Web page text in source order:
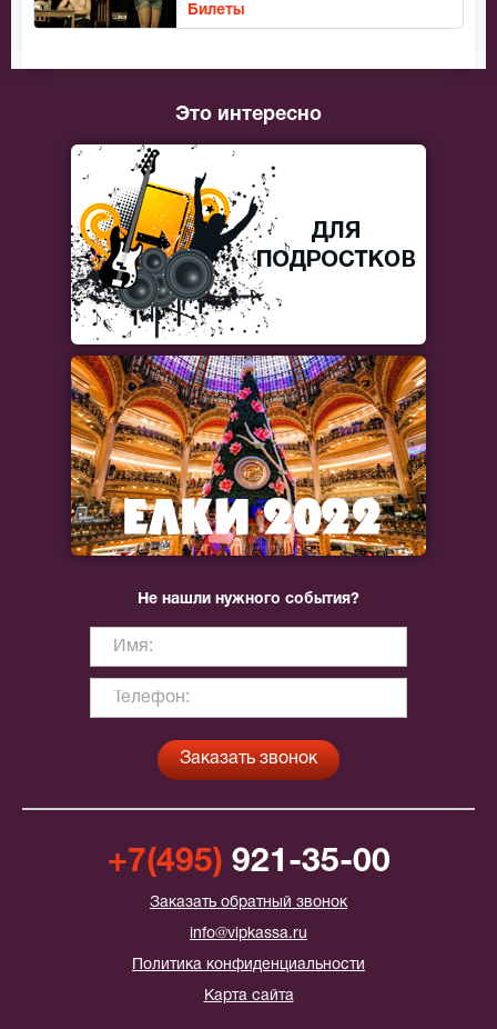
Билеты
Это интересно
Не нашли нужного события?
+7(495) 921-35-00
Заказать обратный звонок
info@vipkassa.ru
Политика конфиденциальности
Карта сайта